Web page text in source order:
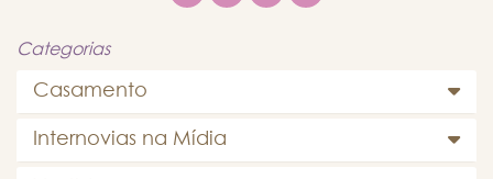
Categorias
Casamento
Internovias na Mídia